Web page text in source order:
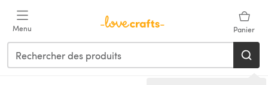
Menu Panier